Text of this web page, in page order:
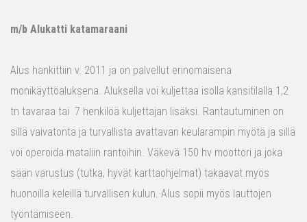
m/b Alukatti katamaraani
Alus hankittiin v. 2011 ja on palvellut erinomaisena
monikäyttöaluksena. Aluksella voi kuljettaa isolla kansitilalla 1,2
tn tavaraa tai 7 henkilöä kuljettajan lisäksi. Rantautuminen on
sillä vaivatonta ja turvallista avattavan keularampin myötä ja sillä
voi operoida mataliin rantoihin. Väkevä 150 hv moottori ja joka
sään varustus (tutka, hyvät karttaohjelmat) takaavat myös
huonoilla keleillä turvallisen kulun. Alus sopii myös lauttojen
työntämiseen.